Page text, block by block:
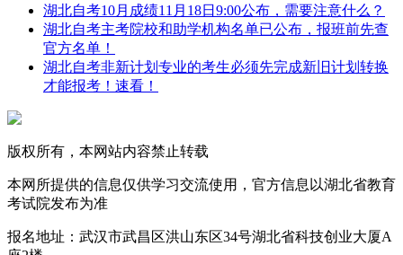
湖北自考10月成绩11月18日9:00公布，需要注意什么？
湖北自考主考院校和助学机构名单已公布，报班前先查
官方名单！
湖北自考非新计划专业的考生必须先完成新旧计划转换
才能报考！速看！
版权所有，本网站内容禁止转载
本网所提供的信息仅供学习交流使用，官方信息以湖北省教育
考试院发布为准
报名地址：武汉市武昌区洪山东区34号湖北省科技创业大厦A